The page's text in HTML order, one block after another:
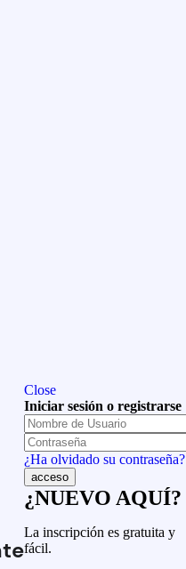
Close
Iniciar sesión o registrarse
¿Ha olvidado su contraseña?
¿NUEVO AQUÍ?
La inscripción es gratuita y
fácil.